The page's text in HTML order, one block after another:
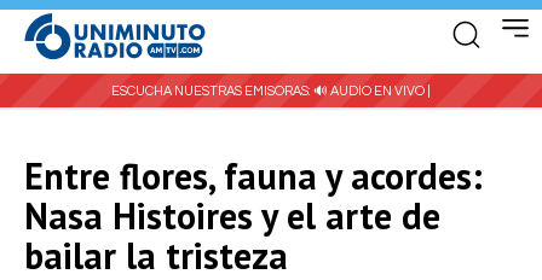
ESCUCHA NUESTRAS EMISORAS: 🔊 AUDIO EN VIVO |
Entre flores, fauna y acordes:
Nasa Histoires y el arte de
bailar la tristeza